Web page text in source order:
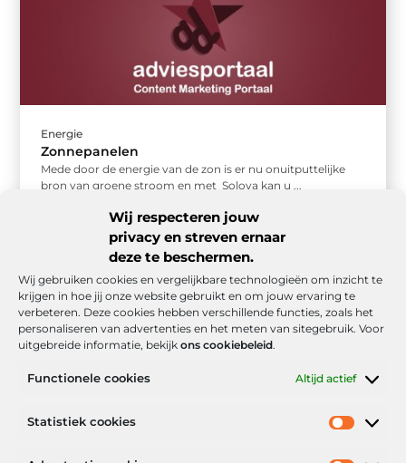
Wij respecteren jouw
privacy en streven ernaar
deze te beschermen.
Wij gebruiken cookies en vergelijkbare technologieën om inzicht te
krijgen in hoe jij onze website gebruikt en om jouw ervaring te
verbeteren. Deze cookies hebben verschillende functies, zoals het
personaliseren van advertenties en het meten van sitegebruik. Voor
uitgebreide informatie, bekijk ons cookiebeleid.
Functionele cookies Altijd actief
Statistiek cookies
Energie
Zonnepanelen
Mede door de energie van de zon is er nu onuitputtelijke
bron van groene stroom en met Soloya kan u ...
Onze informatie